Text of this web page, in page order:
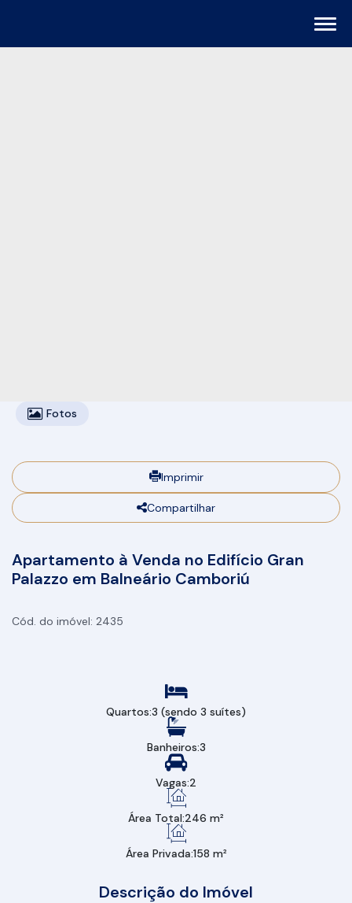
Fotos
Imprimir
Compartilhar
Apartamento à Venda no Edifício Gran
Palazzo em Balneário Camboriú
2435
Quartos:3 (sendo 3 suítes)
Banheiros:3
Vagas:2
Área Total:246 m²
Área Privada:158 m²
Descrição do Imóvel